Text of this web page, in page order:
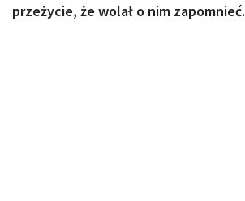
przeżycie, że wolał o nim zapomnieć.